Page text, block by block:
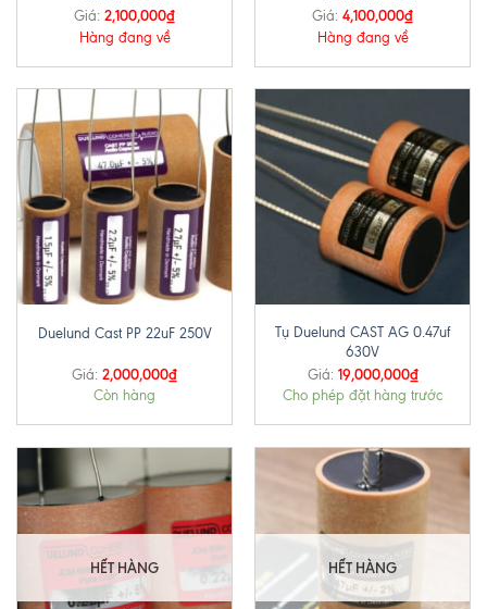
Giá: 2,100,000₫
Hàng đang về
Giá: 4,100,000₫
Hàng đang về
Duelund Cast PP 22uF 250V
Giá: 2,000,000₫
Còn hàng
Tụ Duelund CAST AG 0.47uf
630V
Giá: 19,000,000₫
Cho phép đặt hàng trước
HẾT HÀNG HẾT HÀNG